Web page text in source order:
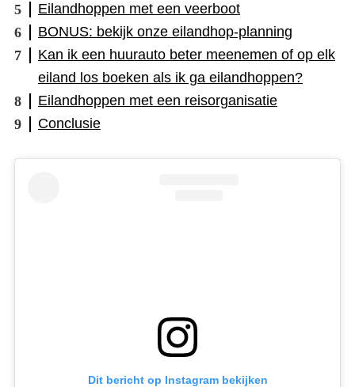
Eilandhoppen met een veerboot
BONUS: bekijk onze eilandhop-planning
Kan ik een huurauto beter meenemen of op elk
eiland los boeken als ik ga eilandhoppen?
Eilandhoppen met een reisorganisatie
Conclusie
Dit bericht op Instagram bekijken